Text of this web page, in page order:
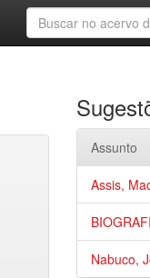
Assunto
Assis,
Nabuco,